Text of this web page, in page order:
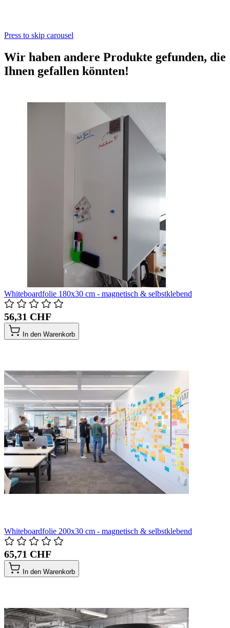
Press to skip carousel
Wir haben andere Produkte gefunden, die
Ihnen gefallen könnten!
Whiteboardfolie 180x30 cm - magnetisch & selbstklebend
56,31 CHF
In den Warenkorb
Whiteboardfolie 200x30 cm - magnetisch & selbstklebend
65,71 CHF
In den Warenkorb